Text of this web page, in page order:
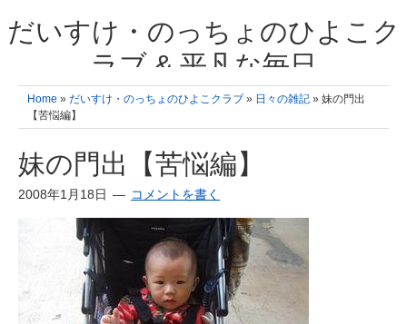
だいすけ・のっちょのひよこク
ラブ & 平凡な毎日
我が家の3人のひよこ成長日記と雑記 何十年後かに、大きくなったひよ
こ達とこの成長記を読み返すことを夢見て。& 3児ママの平凡日記 日々
の楽しいこと、便利グッズの紹介
Home » だいすけ・のっちょのひよこクラブ » 日々の雑記 » 妹の門出
【苦悩編】
妹の門出【苦悩編】
2008年1月18日 コメントを書く